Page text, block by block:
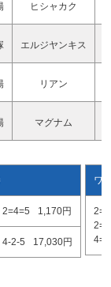
ヒシャカク
エルジヤンキス
リアン
マグナム
2=4=5 1,170円
4-2-5 17,030円
ワ
2=4
2=5
4=5